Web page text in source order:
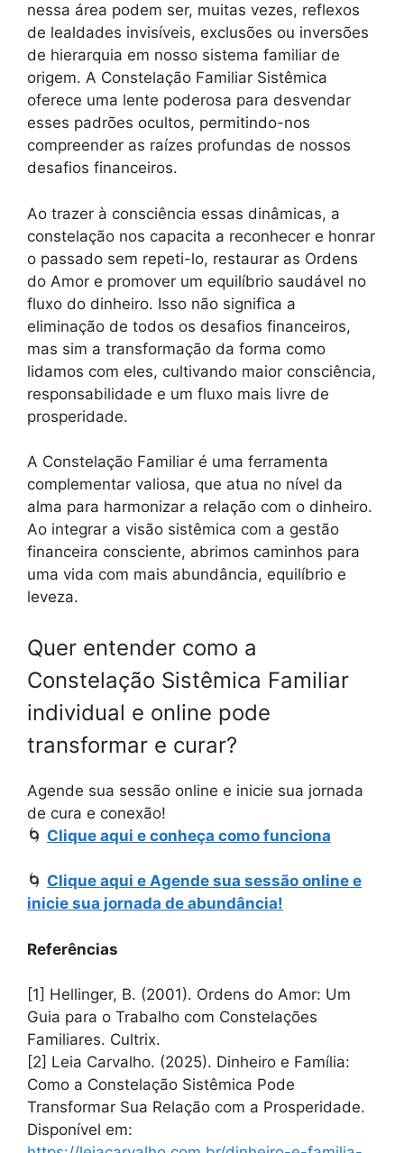
nessa área podem ser, muitas vezes, reflexos
de lealdades invisíveis, exclusões ou inversões
de hierarquia em nosso sistema familiar de
origem. A Constelação Familiar Sistêmica
oferece uma lente poderosa para desvendar
esses padrões ocultos, permitindo-nos
compreender as raízes profundas de nossos
desafios financeiros.
Ao trazer à consciência essas dinâmicas, a
constelação nos capacita a reconhecer e honrar
o passado sem repeti-lo, restaurar as Ordens
do Amor e promover um equilíbrio saudável no
fluxo do dinheiro. Isso não significa a
eliminação de todos os desafios financeiros,
mas sim a transformação da forma como
lidamos com eles, cultivando maior consciência,
responsabilidade e um fluxo mais livre de
prosperidade.
A Constelação Familiar é uma ferramenta
complementar valiosa, que atua no nível da
alma para harmonizar a relação com o dinheiro.
Ao integrar a visão sistêmica com a gestão
financeira consciente, abrimos caminhos para
uma vida com mais abundância, equilíbrio e
leveza.
Quer entender como a
Constelação Sistêmica Familiar
individual e online pode
transformar e curar?
Agende sua sessão online e inicie sua jornada
de cura e conexão!
🌀 Clique aqui e conheça como funciona
🌀 Clique aqui e Agende sua sessão online e
inicie sua jornada de abundância!
Referências
[1] Hellinger, B. (2001). Ordens do Amor: Um
Guia para o Trabalho com Constelações
Familiares. Cultrix.
[2] Leia Carvalho. (2025). Dinheiro e Família:
Como a Constelação Sistêmica Pode
Transformar Sua Relação com a Prosperidade.
Disponível em: